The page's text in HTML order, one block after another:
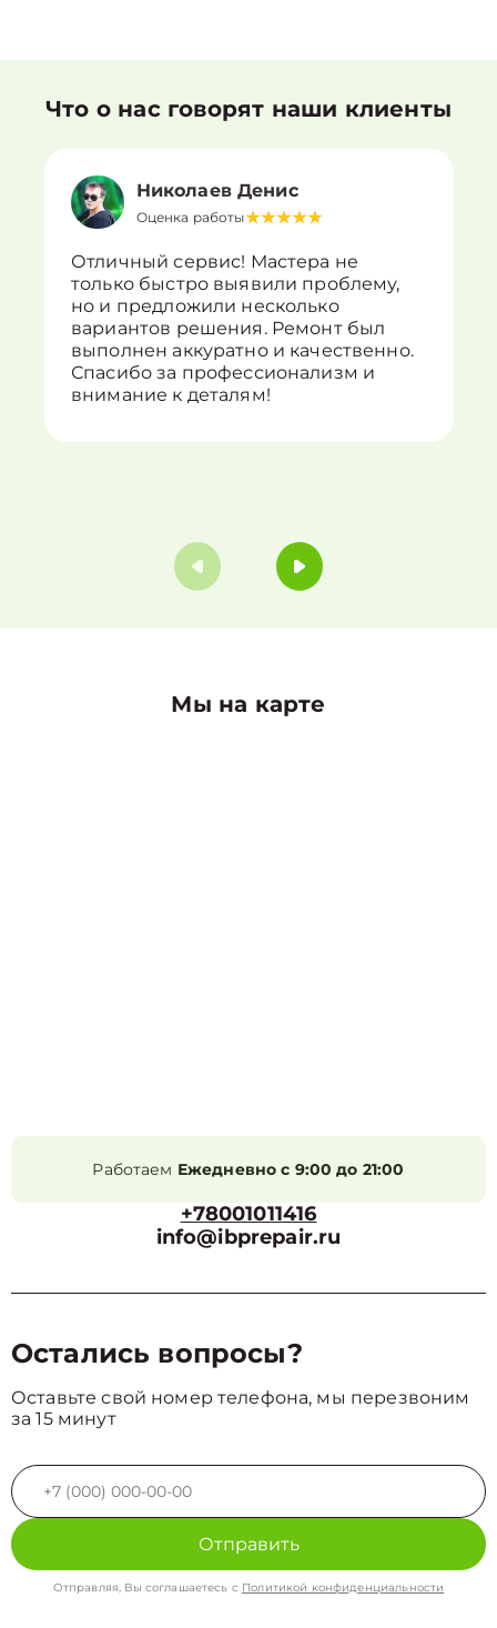
Что о нас говорят наши клиенты
Николаев Денис
Оценка работы
Отличный сервис! Мастера не
только быстро выявили проблему,
но и предложили несколько
вариантов решения. Ремонт был
выполнен аккуратно и качественно.
Спасибо за профессионализм и
внимание к деталям!
Мы на карте
Работаем Ежедневно с 9:00 до 21:00
+78001011416
info@ibprepair.ru
Остались вопросы?
Оставьте свой номер телефона, мы перезвоним
за 15 минут
Отправить
Отправляя, Вы соглашаетесь с Политикой конфиденциальности